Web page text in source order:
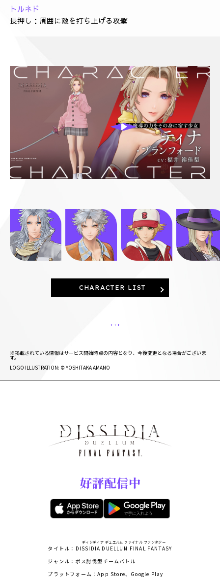
トルネド
長押し：周囲に敵を打ち上げる攻撃
CHARACTER LIST
※掲載されている情報はサービス開始時点の内容となり、今後変更となる場合がございま
す。
LOGO ILLUSTRATION: © YOSHITAKA AMANO
好評配信中
タイトル
ディシディア デュエルム ファイナル ファンタジー
DISSIDIA DUELLUM FINAL FANTASY
ジャンル
ボス討伐型チームバトル
プラットフォーム
App Store、Google Play